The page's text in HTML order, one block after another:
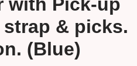
& picks.
(Blue)